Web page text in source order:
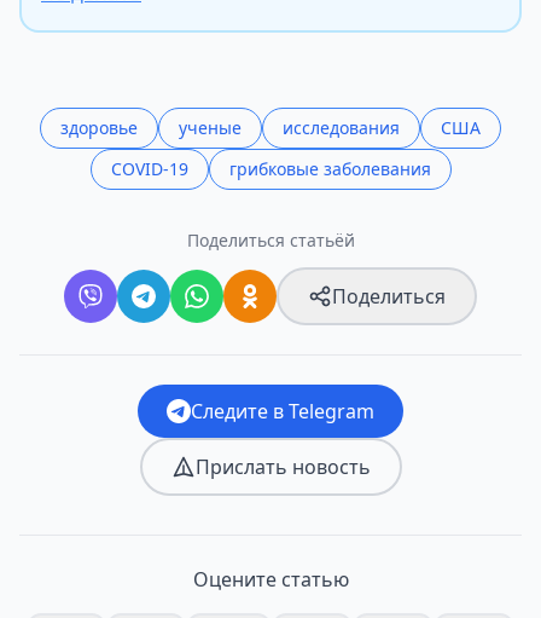
здоровье ученые исследования
США
COVID-19
грибковые заболевания
Поделиться статьёй
Поделиться
Следите в Telegram
Прислать новость
Оцените статью